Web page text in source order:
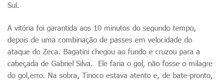
Sul.
A vitória foi garantida aos 10 minutos do segundo tempo,
depois de uma combinação de passes em velocidade do
ataque do Zeca. Bagatini chegou ao fundo e cruzou para a
cabeçada de Gabriel Silva. Ele faria o gol, não fosse o milagre
do gol,erro. Na sobra, Tinoco estava atento e, de bate-pronto,